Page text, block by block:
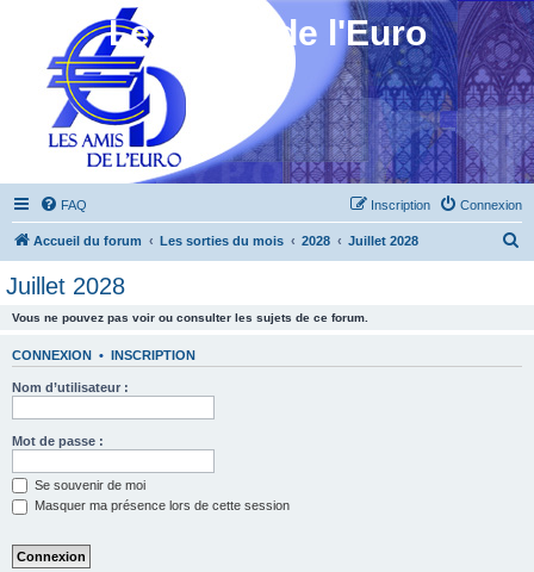
Les Amis de l'Euro
FAQ Connexion
Inscription
Accueil du forum Les sorties du mois 2028 Juillet 2028
Juillet 2028
Vous ne pouvez pas voir ou consulter les sujets de ce forum.
CONNEXION • INSCRIPTION
Nom d’utilisateur :
Mot de passe :
Se souvenir de moi
Masquer ma présence lors de cette session